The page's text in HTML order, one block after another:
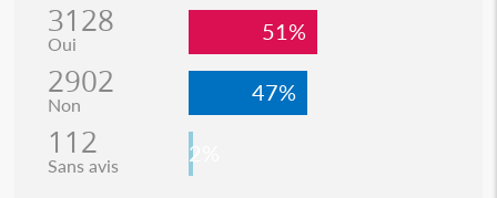
3128
Oui 51%
2902
Non 47%
112
Sans avis 2%